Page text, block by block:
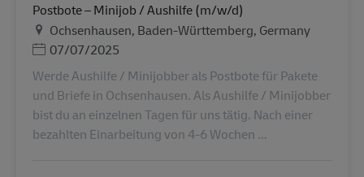
Postbote – Minijob / Aushilfe (m/w/d)
Τοποθεσία
Ochsenhausen, Baden-Württemberg, Germany
Ημερομηνία Ανάρτησης
07/07/2025
Werde Aushilfe / Minijobber als Postbote für Pakete
und Briefe in Ochsenhausen. Als Aushilfe / Minijobber
bist du an einzelnen Tagen für uns tätig. Nach einer
bezahlten Einarbeitung von 4-6 Wochen ...